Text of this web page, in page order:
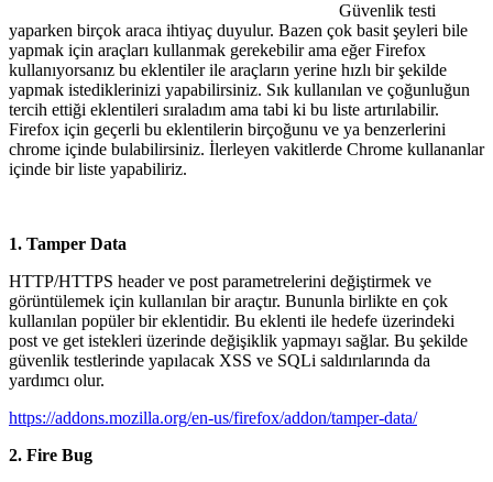
Güvenlik testi
yaparken birçok araca ihtiyaç duyulur. Bazen çok basit şeyleri bile
yapmak için araçları kullanmak gerekebilir ama eğer Firefox
kullanıyorsanız bu eklentiler ile araçların yerine hızlı bir şekilde
yapmak istediklerinizi yapabilirsiniz. Sık kullanılan ve çoğunluğun
tercih ettiği eklentileri sıraladım ama tabi ki bu liste artırılabilir.
Firefox için geçerli bu eklentilerin birçoğunu ve ya benzerlerini
chrome içinde bulabilirsiniz. İlerleyen vakitlerde Chrome kullananlar
içinde bir liste yapabiliriz.
1. Tamper Data
HTTP/HTTPS header ve post parametrelerini değiştirmek ve
görüntülemek için kullanılan bir araçtır. Bununla birlikte en çok
kullanılan popüler bir eklentidir. Bu eklenti ile hedefe üzerindeki
post ve get istekleri üzerinde değişiklik yapmayı sağlar. Bu şekilde
güvenlik testlerinde yapılacak XSS ve SQLi saldırılarında da
yardımcı olur.
https://addons.mozilla.org/en-us/firefox/addon/tamper-data/
2. Fire Bug